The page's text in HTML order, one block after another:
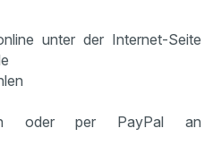
unter der Internet-Seite
oder per PayPal an